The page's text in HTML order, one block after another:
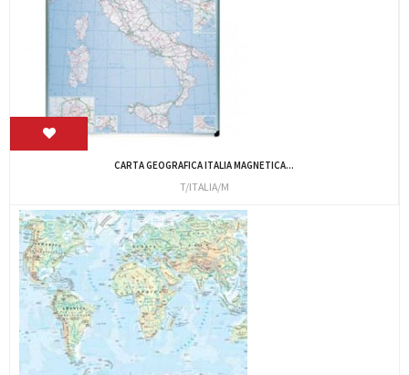
CARTA GEOGRAFICA ITALIA MAGNETICA...
T/ITALIA/M